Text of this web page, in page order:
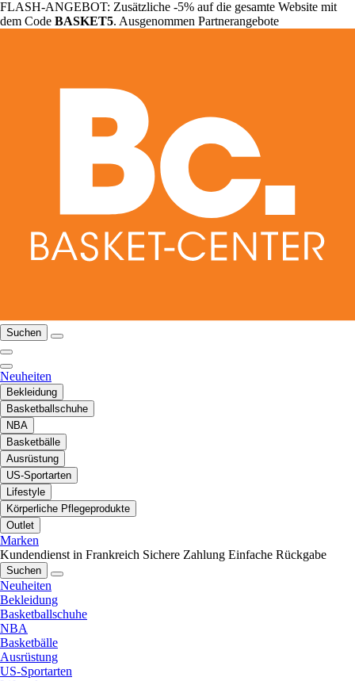
FLASH-ANGEBOT: Zusätzliche -5% auf die gesamte Website mit
dem Code BASKET5. Ausgenommen Partnerangebote
Suchen
Neuheiten
Bekleidung
Basketballschuhe
NBA
Basketbälle
Ausrüstung
US-Sportarten
Lifestyle
Körperliche Pflegeprodukte
Outlet
Marken
Kundendienst in Frankreich Sichere Zahlung Einfache Rückgabe
Suchen
Neuheiten
Bekleidung
Basketballschuhe
NBA
Basketbälle
Ausrüstung
US-Sportarten